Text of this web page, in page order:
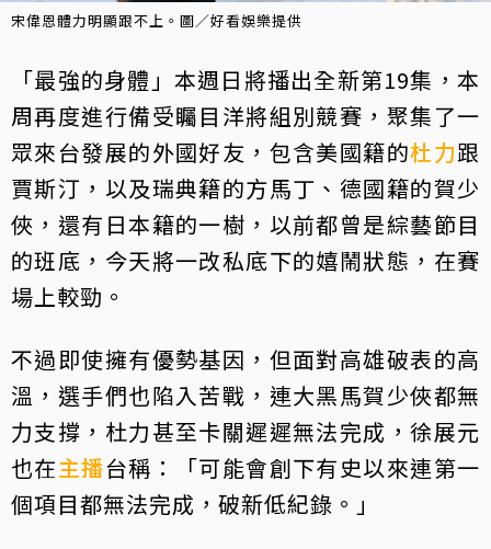
宋偉恩體力明顯跟不上。圖／好看娛樂提供
「最強的身體」本週日將播出全新第19集，本
周再度進行備受矚目洋將組別競賽，聚集了一
眾來台發展的外國好友，包含美國籍的杜力跟
賈斯汀，以及瑞典籍的方馬丁、德國籍的賀少
俠，還有日本籍的一樹，以前都曾是綜藝節目
的班底，今天將一改私底下的嬉鬧狀態，在賽
場上較勁。
不過即使擁有優勢基因，但面對高雄破表的高
溫，選手們也陷入苦戰，連大黑馬賀少俠都無
力支撐，杜力甚至卡關遲遲無法完成，徐展元
也在主播台稱：「可能會創下有史以來連第一
個項目都無法完成，破新低紀錄。」